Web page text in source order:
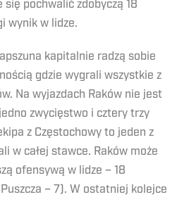
pochwalić zdobyczą 18
wynik w lidze.
kapitalnie radzą sobie
gdzie wygrali wszystkie z
Na wyjazdach Raków nie jest
zwycięstwo i cztery trzy
z Częstochowy to jeden z
w całej stawce. Raków może
ofensywą w lidze – 18
– 7). W ostatniej kolejce